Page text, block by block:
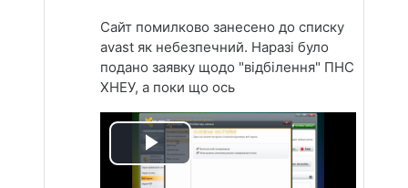
Сайт помилково занесено до списку
avast як небезпечний. Наразі було
подано заявку щодо "відбілення" ПНС
ХНЕУ, а поки що ось
Lire